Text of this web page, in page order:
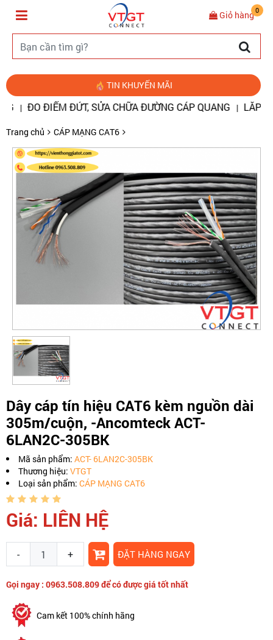
Giỏ hàng0
TIN KHUYẾN MÃI
ĐIỂM ĐỨT, SỬA CHỮA ĐƯỜNG CÁP QUANG|LẮP ĐẶT HỆ
Trang chủ CÁP MẠNG CAT6
Dây cáp tín hiệu CAT6 kèm nguồn dài
305m/cuộn, -Ancomteck ACT-
6LAN2C-305BK
Mã sản phẩm: ACT- 6LAN2C-305BK
Thương hiệu: VTGT
Loại sản phẩm: CÁP MẠNG CAT6
Giá: LIÊN HỆ
- + ĐẶT HÀNG NGAY
Gọi ngay : 0963.508.809 để có được giá tốt nhất
Cam kết 100% chính hãng